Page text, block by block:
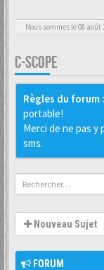
Nous sommes le 08 août
C-SCOPE
Règles du forum :
portable!
Merci de ne pas
sms.
Nouveau Sujet
FORUM